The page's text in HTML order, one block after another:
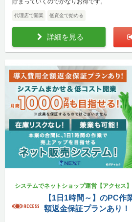
貯まっていくのでかなりお得です。
代理店で開業 低資金で始める
詳細を見る
システムでネットショップ運営【アクセス】
【1日1時間～】のPC作
額返金保証プランあり！